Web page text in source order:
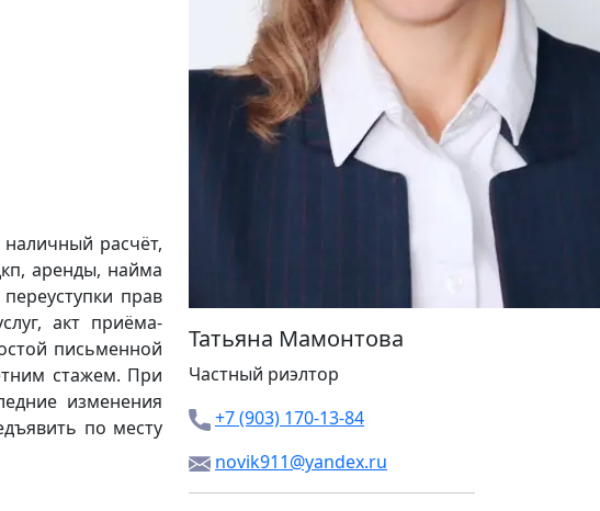
расчёт,
аренды, найма
прав
акт приёма-
письменной
стажем. При
изменения
по месту
Татьяна Мамонтова
Частный риэлтор
+7 (903) 170-13-84
novik911@yandex.ru